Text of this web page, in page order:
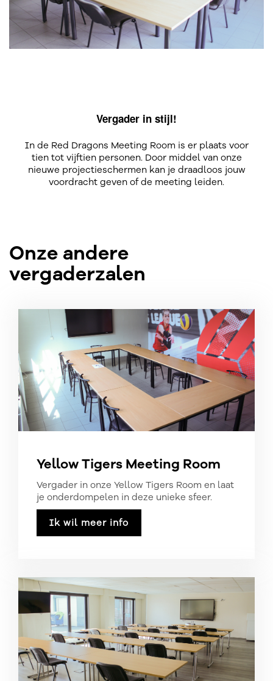
Vergader in stijl!
In de Red Dragons Meeting Room is er plaats voor
tien tot vijftien personen. Door middel van onze
nieuwe projectieschermen kan je draadloos jouw
voordracht geven of de meeting leiden.
Onze andere
vergaderzalen
Yellow Tigers Meeting Room
Vergader in onze Yellow Tigers Room en laat
je onderdompelen in deze unieke sfeer.
Ik wil meer info